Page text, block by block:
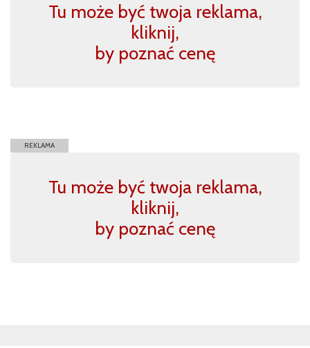
Tu może być twoja reklama,
kliknij,
by poznać cenę
REKLAMA
Tu może być twoja reklama,
kliknij,
by poznać cenę